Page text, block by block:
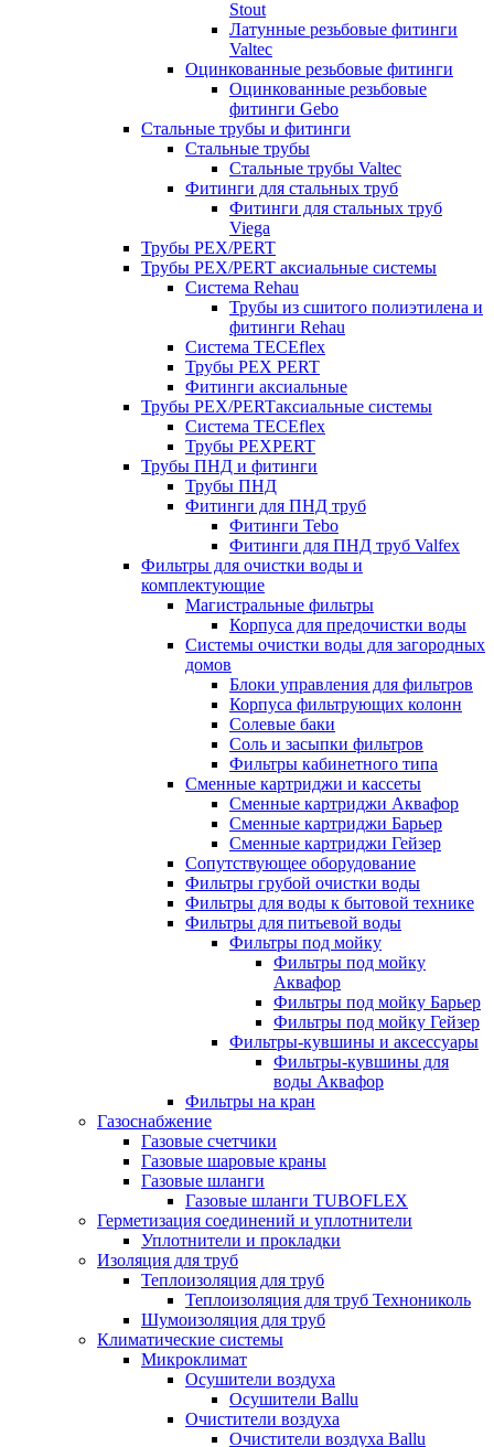
Stout
Латунные резьбовые фитинги
Valtec
Оцинкованные резьбовые фитинги
Оцинкованные резьбовые
фитинги Gebo
Стальные трубы и фитинги
Стальные трубы
Стальные трубы Valtec
Фитинги для стальных труб
Фитинги для стальных труб
Viega
Трубы PEX/PERT
Трубы PEX/PERT аксиальные системы
Система Rehau
Трубы из сшитого полиэтилена и
фитинги Rehau
Система TECEflex
Трубы PEX PERT
Фитинги аксиальные
Трубы PEX/PERTаксиальные системы
Система TECEflex
Трубы PEXPERT
Трубы ПНД и фитинги
Трубы ПНД
Фитинги для ПНД труб
Фитинги Tebo
Фитинги для ПНД труб Valfex
Фильтры для очистки воды и
комплектующие
Магистральные фильтры
Корпуса для предочистки воды
Системы очистки воды для загородных
домов
Блоки управления для фильтров
Корпуса фильтрующих колонн
Солевые баки
Соль и засыпки фильтров
Фильтры кабинетного типа
Сменные картриджи и кассеты
Сменные картриджи Аквафор
Сменные картриджи Барьер
Сменные картриджи Гейзер
Сопутствующее оборудование
Фильтры грубой очистки воды
Фильтры для воды к бытовой технике
Фильтры для питьевой воды
Фильтры под мойку
Фильтры под мойку
Аквафор
Фильтры под мойку Барьер
Фильтры под мойку Гейзер
Фильтры-кувшины и аксессуары
Фильтры-кувшины для
воды Аквафор
Фильтры на кран
Газоснабжение
Газовые счетчики
Газовые шаровые краны
Газовые шланги
Газовые шланги TUBOFLEX
Герметизация соединений и уплотнители
Уплотнители и прокладки
Изоляция для труб
Теплоизоляция для труб
Теплоизоляция для труб Технониколь
Шумоизоляция для труб
Климатические системы
Микроклимат
Осушители воздуха
Осушители Ballu
Очистители воздуха
Очистители воздуха Ballu